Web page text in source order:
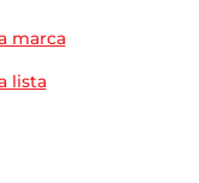
marca
lista